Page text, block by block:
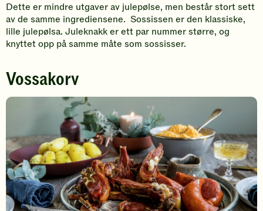
Dette er mindre utgaver av julepølse, men består stort sett
av de samme ingrediensene. Sossissen er den klassiske,
lille julepølsa. Juleknakk er ett par nummer større, og
knyttet opp på samme måte som sossisser.
Vossakorv